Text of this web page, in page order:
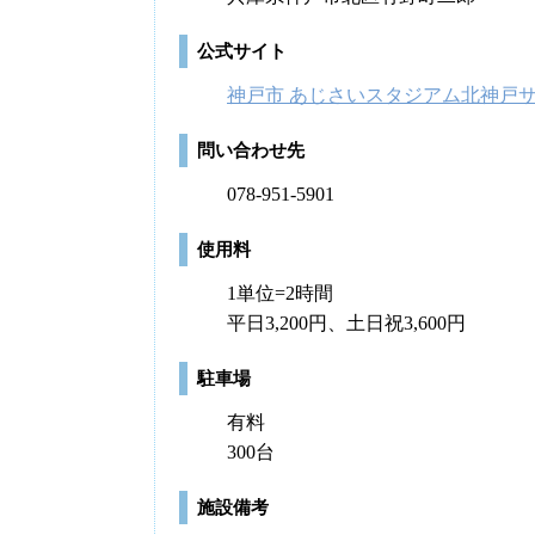
公式サイト
神戸市 あじさいスタジアム北神戸
問い合わせ先
078-951-5901
使用料
1単位=2時間
平日3,200円、土日祝3,600円
駐車場
有料
300台
施設備考